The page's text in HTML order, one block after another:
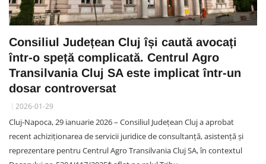
Consiliul Județean Cluj își caută avocați
într-o speță complicată. Centrul Agro
Transilvania Cluj SA este implicat într-un
dosar controversat
2026-01-29
Cluj-Napoca, 29 ianuarie 2026 – Consiliul Județean Cluj a aprobat
recent achiziționarea de servicii juridice de consultanță, asistență și
reprezentare pentru Centrul Agro Transilvania Cluj SA, în contextul